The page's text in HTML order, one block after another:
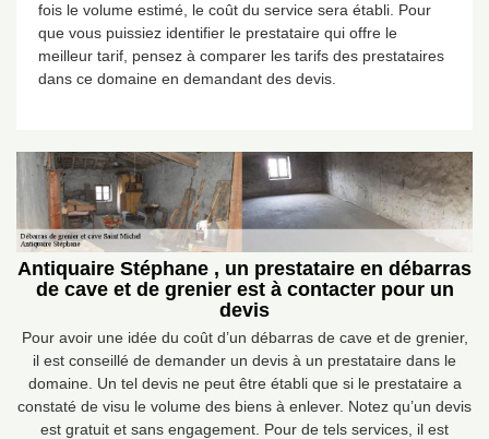
fois le volume estimé, le coût du service sera établi. Pour
que vous puissiez identifier le prestataire qui offre le
meilleur tarif, pensez à comparer les tarifs des prestataires
dans ce domaine en demandant des devis.
Antiquaire Stéphane , un prestataire en débarras
de cave et de grenier est à contacter pour un
devis
Pour avoir une idée du coût d’un débarras de cave et de grenier,
il est conseillé de demander un devis à un prestataire dans le
domaine. Un tel devis ne peut être établi que si le prestataire a
constaté de visu le volume des biens à enlever. Notez qu’un devis
est gratuit et sans engagement. Pour de tels services, il est